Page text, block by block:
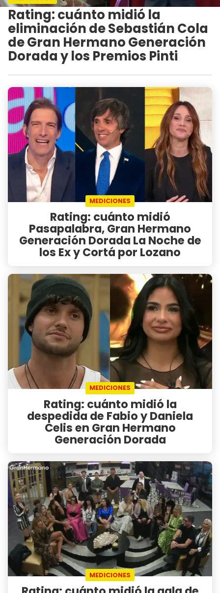
Rating: cuánto midió la
eliminación de Sebastián Cola
de Gran Hermano Generación
Dorada y los Premios Pinti
MEDICIONES
Rating: cuánto midió
Pasapalabra, Gran Hermano
Generación Dorada La Noche de
los Ex y Cortá por Lozano
MEDICIONES
Rating: cuánto midió la
despedida de Fabio y Daniela
Celis en Gran Hermano
Generación Dorada
MEDICIONES